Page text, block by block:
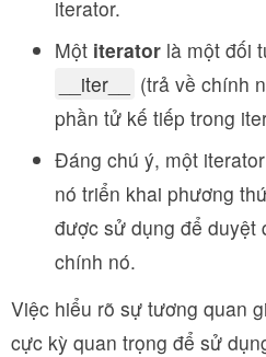
iterator.
Một iterator là một đối
__iter__
(trả về chính
phần tử kế tiếp trong
Đáng chú ý, một
nó triển khai phương
được sử dụng để duyệt
chính nó.
Việc hiểu rõ sự tương quan
cực kỳ quan trọng để sử